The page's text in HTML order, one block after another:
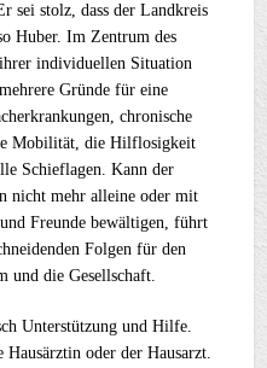
sei stolz, dass der Landkreis
Huber. Im Zentrum des
individuellen Situation
Gründe für eine
chronische
Mobilität, die Hilflosigkeit
Schieflagen. Kann der
nicht mehr alleine oder mit
Freunde bewältigen, führt
Folgen für den
und die Gesellschaft.
Unterstützung und Hilfe.
oder der Hausarzt.